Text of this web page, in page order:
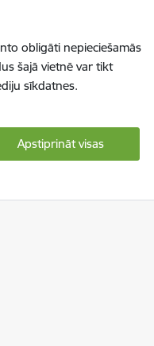
obligāti nepieciešamās
šajā vietnē var tikt
sīkdatnes.
Apstiprināt visas